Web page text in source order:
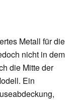
Metall für die
nicht in dem
die Mitte der
Ein